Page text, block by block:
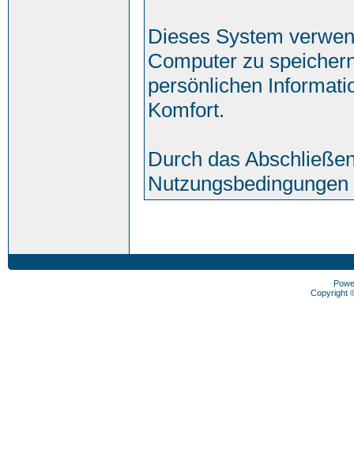
Dieses System
Computer zu
persönlichen
Komfort.
Durch das
Nutzungsbedingungen
Copyright